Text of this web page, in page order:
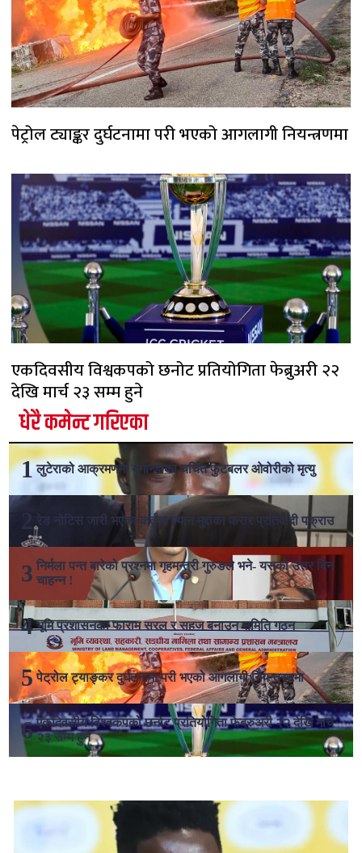
पेट्रोल ट्याङ्कर दुर्घटनामा परी भएको आगलागी नियन्त्रणमा
एकदिवसीय विश्वकपको छनोट प्रतियोगिता फेब्रुअरी २२
देखि मार्च २३ सम्म हुने
धेरै कमेन्ट गरिएका
लुटेराको आक्रमणमा युगान्डाका चर्चित फुटबलर ओवोरीको मृत्यु
रेड नोटिस जारी भएका कर्तव्य ज्यान मुद्दाका फरार प्रतिवादी पक्राउ
निर्मला पन्त बारेको प्रश्नमा गृहमन्त्री गुरुङले भने- यसको उत्तर दिन
चाहन्न !
भूमि प्रशासनका फाराम सरल र सहज बनाउन समिति गठन
पेट्रोल ट्याङ्कर दुर्घटनामा परी भएको आगलागी नियन्त्रणमा
एकदिवसीय विश्वकपको छनोट प्रतियोगिता फेब्रुअरी २२ देखि मार्च
२३ सम्म हुने